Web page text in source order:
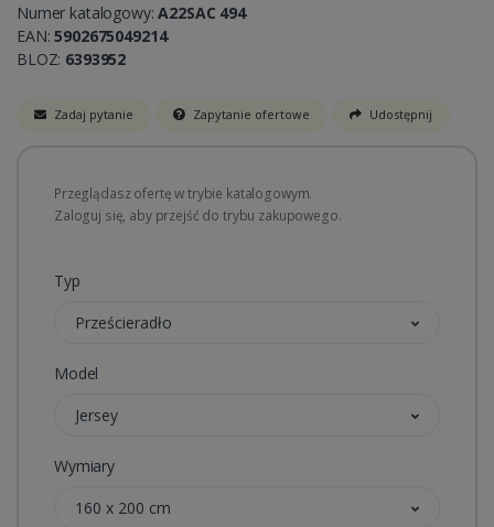
Numer katalogowy:A22SAC 494
EAN:5902675049214
BLOZ: 6393952
Zadaj pytanie Zapytanie ofertowe Udostępnij
Przeglądasz ofertę w trybie katalogowym.
Zaloguj się, aby przejść do trybu zakupowego.
Typ
Prześcieradło
Model
Jersey
Wymiary
160 x 200 cm